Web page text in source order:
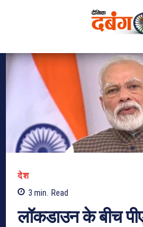
देश
3 min. Read
लॉकडाउन के बीच